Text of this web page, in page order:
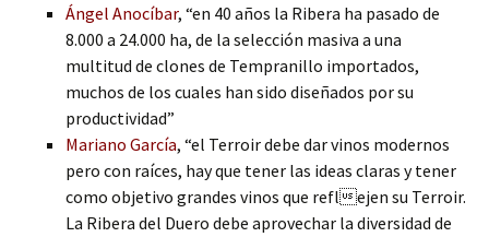
Ángel Anocíbar, “en 40 años la Ribera ha pasado de
8.000 a 24.000 ha, de la selección masiva a una
multitud de clones de Tempranillo importados,
muchos de los cuales han sido diseñados por su
productividad”
Mariano García, “el Terroir debe dar vinos modernos
pero con raíces, hay que tener las ideas claras y tener
como objetivo grandes vinos que reflejen su Terroir.
La Ribera del Duero debe aprovechar la diversidad de